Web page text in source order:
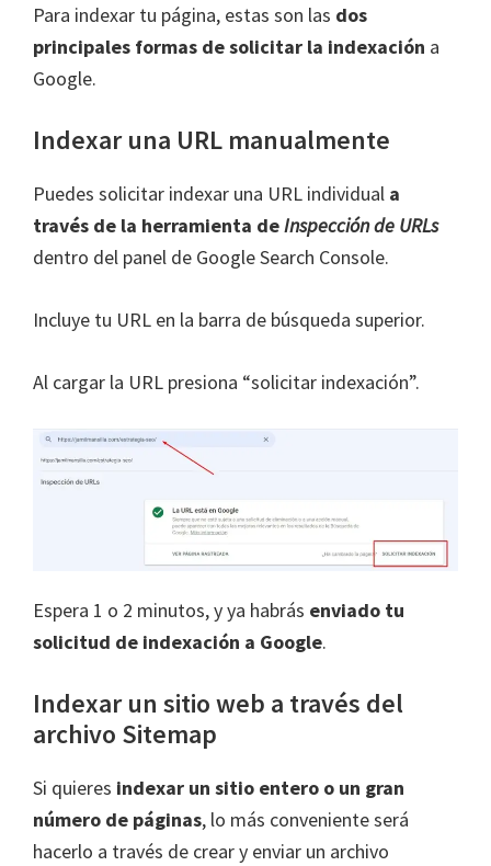
Para indexar tu página, estas son las dos
principales formas de solicitar la indexación a
Google.
Indexar una URL manualmente
Puedes solicitar indexar una URL individual a
través de la herramienta deInspección de URLs
dentro del panel de Google Search Console.
Incluye tu URL en la barra de búsqueda superior.
Al cargar la URL presiona “solicitar indexación”.
Espera 1 o 2 minutos, y ya habrás enviado tu
solicitud de indexación a Google.
Indexar un sitio web a través del
archivo Sitemap
Si quieres indexar un sitio entero o un gran
número de páginas, lo más conveniente será
hacerlo a través de crear y enviar un archivo